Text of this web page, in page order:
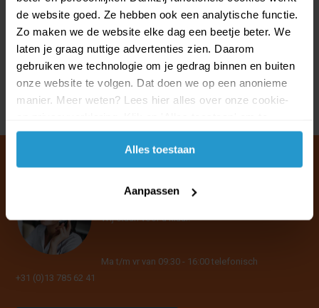
de website goed. Ze hebben ook een analytische functie.
Zo maken we de website elke dag een beetje beter. We
laten je graag nuttige advertenties zien. Daarom
gebruiken we technologie om je gedrag binnen en buiten
onze website te volgen. Dat doen we op een anonieme
manier. Meer weten? Lees hier alles over onze cookie-
accepteren.
Alles toestaan
Aanpassen
Alle bestellingen boven de €40,- worden gratis verzonden. Dit geldt
voor de reguliere categorieën, maar ook voor de outlet!
Artikelen uit de sportcategorie mag je retournerenen op alle
sportspullen geldtgarantierecht.
Klantenservice & FAQ
Wij staan voor u klaar.
Ma t/m vr van 09:30 - 16:00 telefonisch
+31 (0)13 785 62 41